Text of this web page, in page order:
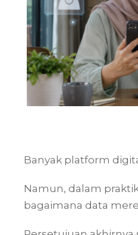
Banyak platform
Namun, dalam
bagaimana data